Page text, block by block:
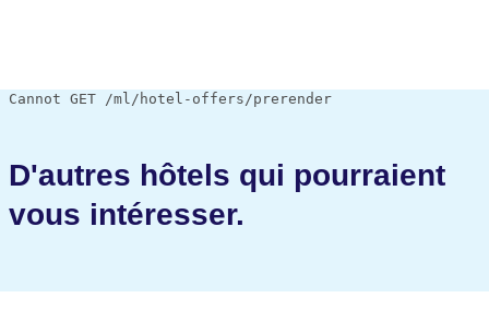
Cannot GET /ml/hotel-offers/prerender
D'autres hôtels qui pourraient
vous intéresser.